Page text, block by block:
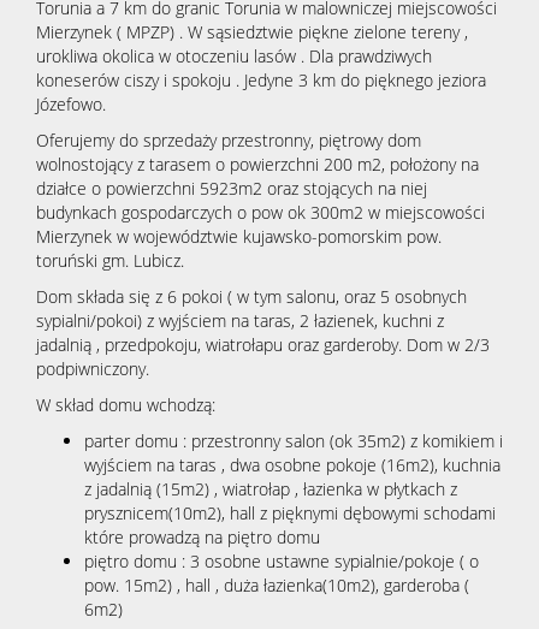
Torunia a 7 km do granic Torunia w malowniczej miejscowości
Mierzynek ( MPZP) . W sąsiedztwie piękne zielone tereny ,
urokliwa okolica w otoczeniu lasów . Dla prawdziwych
koneserów ciszy i spokoju . Jedyne 3 km do pięknego jeziora
Józefowo.
Oferujemy do sprzedaży przestronny, piętrowy dom
wolnostojący z tarasem o powierzchni 200 m2, położony na
działce o powierzchni 5923m2 oraz stojących na niej
budynkach gospodarczych o pow ok 300m2 w miejscowości
Mierzynek w województwie kujawsko-pomorskim pow.
toruński gm. Lubicz.
Dom składa się z 6 pokoi ( w tym salonu, oraz 5 osobnych
sypialni/pokoi) z wyjściem na taras, 2 łazienek, kuchni z
jadalnią , przedpokoju, wiatrołapu oraz garderoby. Dom w 2/3
podpiwniczony.
W skład domu wchodzą:
parter domu : przestronny salon (ok 35m2) z komikiem i
wyjściem na taras , dwa osobne pokoje (16m2), kuchnia
z jadalnią (15m2) , wiatrołap , łazienka w płytkach z
prysznicem(10m2), hall z pięknymi dębowymi schodami
które prowadzą na piętro domu
piętro domu : 3 osobne ustawne sypialnie/pokoje ( o
pow. 15m2) , hall , duża łazienka(10m2), garderoba (
6m2)